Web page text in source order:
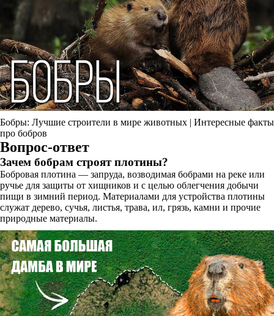
Бобры: Лучшие строители в мире животных | Интересные факты
про бобров
Вопрос-ответ
Зачем бобрам строят плотины?
Бобровая плотина — запруда, возводимая бобрами на реке или
ручье для защиты от хищников и с целью облегчения добычи
пищи в зимний период. Материалами для устройства плотины
служат дерево, сучья, листья, трава, ил, грязь, камни и прочие
природные материалы.